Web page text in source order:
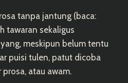
tanpa jantung (baca:
tawaran sekaligus
meskipun belum tentu
puisi tulen, patut dicoba
atau awam.